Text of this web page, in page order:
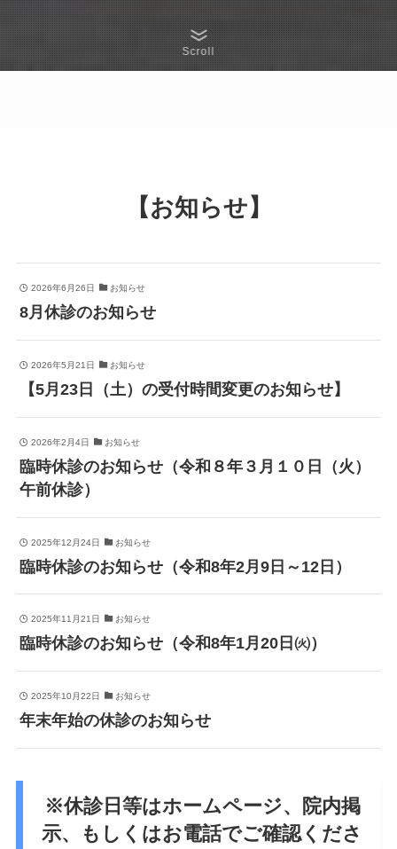
Scroll
【お知らせ】
2026年6月26日 お知らせ
8月休診のお知らせ
2026年5月21日 お知らせ
【5月23日（土）の受付時間変更のお知らせ】
2026年2月4日 お知らせ
臨時休診のお知らせ（令和８年３月１０日（火）
午前休診）
2025年12月24日 お知らせ
臨時休診のお知らせ（令和8年2月9日～12日）
2025年11月21日 お知らせ
臨時休診のお知らせ（令和8年1月20日㈫）
2025年10月22日 お知らせ
年末年始の休診のお知らせ
※休診日等はホームページ、院内掲
示、もしくはお電話でご確認くださ